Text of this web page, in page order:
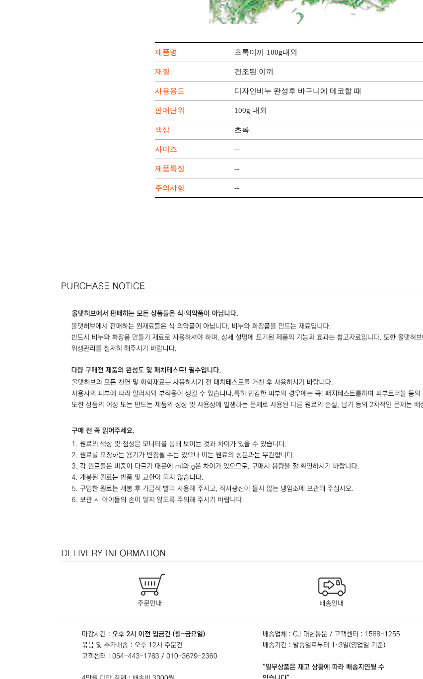
제품명 초록이끼-100g내외
재질 건조된 이끼
사용용도 디자인비누 완성후 바구니에 데코할 때
판매단위 100g 내외
색상 초록
사이즈 --
제품특징 --
주의사항 --